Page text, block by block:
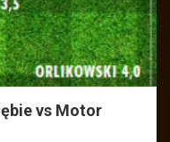
vs Motor